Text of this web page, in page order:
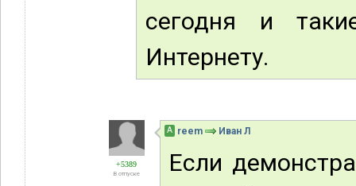
сегодня и
Интернету.
+5389
В отпуске
А reem Иван Л
Если